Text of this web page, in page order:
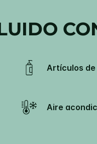
Artículos
Aire